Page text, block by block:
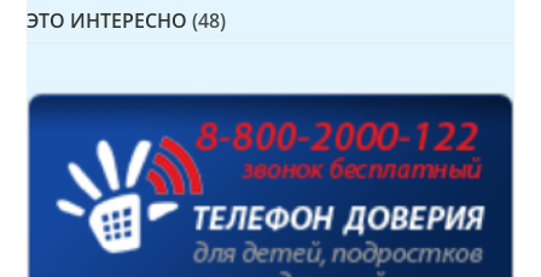
ЭТО ИНТЕРЕСНО (48)